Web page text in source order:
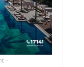
-